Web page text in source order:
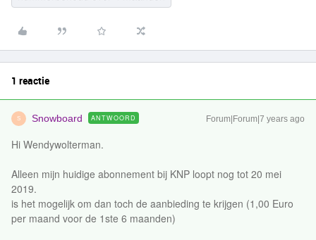
1 reactie
S Snowboard ANTWOORD Forum|Forum|7 years ago
Hi Wendywolterman.
Alleen mijn huidige abonnement bij KNP loopt nog tot 20 mei
2019.
is het mogelijk om dan toch de aanbieding te krijgen (1,00 Euro
per maand voor de 1ste 6 maanden)